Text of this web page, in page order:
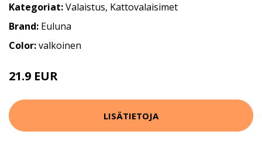
Kategoriat:Valaistus, Kattovalaisimet
Brand: Euluna
Color:valkoinen
21.9 EUR
LISÄTIETOJA